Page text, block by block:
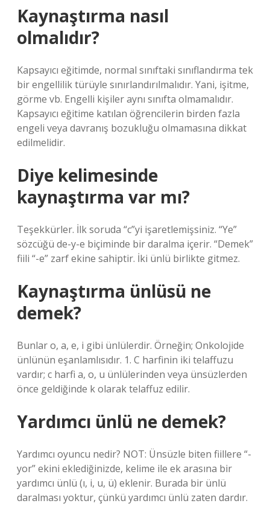
Kaynaştırma nasıl
olmalıdır?
Kapsayıcı eğitimde, normal sınıftaki sınıflandırma tek
bir engellilik türüyle sınırlandırılmalıdır. Yani, işitme,
görme vb. Engelli kişiler aynı sınıfta olmamalıdır.
Kapsayıcı eğitime katılan öğrencilerin birden fazla
engeli veya davranış bozukluğu olmamasına dikkat
edilmelidir.
Diye kelimesinde
kaynaştırma var mı?
Teşekkürler. İlk soruda “c”yi işaretlemişsiniz. “Ye”
sözcüğü de-y-e biçiminde bir daralma içerir. “Demek”
fiili “-e” zarf ekine sahiptir. İki ünlü birlikte gitmez.
Kaynaştırma ünlüsü ne
demek?
Bunlar o, a, e, i gibi ünlülerdir. Örneğin; Onkolojide
ünlünün eşanlamlısıdır. 1. C harfinin iki telaffuzu
vardır; c harfi a, o, u ünlülerinden veya ünsüzlerden
önce geldiğinde k olarak telaffuz edilir.
Yardımcı ünlü ne demek?
Yardımcı oyuncu nedir? NOT: Ünsüzle biten fiillere “-
yor” ekini eklediğinizde, kelime ile ek arasına bir
yardımcı ünlü (ı, i, u, ü) eklenir. Burada bir ünlü
daralması yoktur, çünkü yardımcı ünlü zaten dardır.